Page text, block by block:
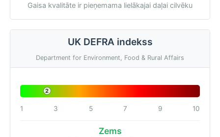
Gaisa kvalitāte ir pieņemama lielākajai daļai cilvēku
UK DEFRA indekss
Department for Environment, Food & Rural Affairs
2
1 3 5 7 9 10
Zems